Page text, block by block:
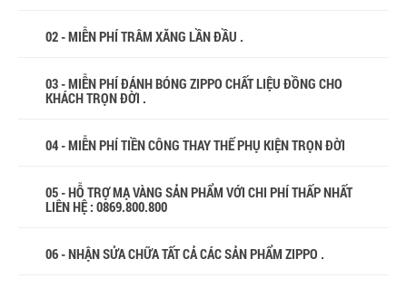
02 - MIỄN PHÍ TRÂM XĂNG LẦN ĐẦU .
03 - MIỄN PHÍ ĐÁNH BÓNG ZIPPO CHẤT LIỆU ĐỒNG CHO
KHÁCH TRỌN ĐỜI .
04 - MIỄN PHÍ TIỀN CÔNG THAY THẾ PHỤ KIỆN TRỌN ĐỜI
05 - HỖ TRỢ MẠ VÀNG SẢN PHẨM VỚI CHI PHÍ THẤP NHẤT
LIÊN HỆ : 0869.800.800
06 - NHẬN SỬA CHỮA TẤT CẢ CÁC SẢN PHẨM ZIPPO .